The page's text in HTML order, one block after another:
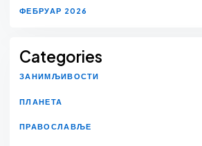
ФЕБРУАР 2026
Categories
ЗАНИМЉИВОСТИ
ПЛАНЕТА
ПРАВОСЛАВЉЕ